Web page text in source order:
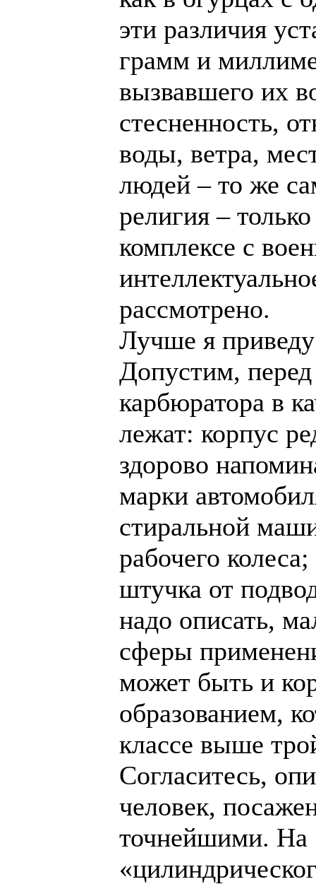
эти различия
грамм и
вызвавшего их
стесненность,
воды, ветра,
людей – то же
религия –
комплексе с
рассмотрено.
Лучше я
Допустим,
карбюратора в
лежат: корпус
здорово
марки
стиральной
рабочего
штучка от
надо описать,
сферы
может быть и
образованием,
классе выше
Согласитесь,
человек,
точнейшими. На